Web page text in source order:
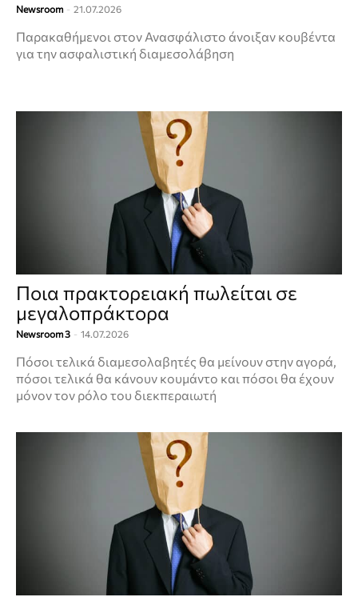
Newsroom - 21.07.2026
Παρακαθήμενοι στον Ανασφάλιστο άνοιξαν κουβέντα
για την ασφαλιστική διαμεσολάβηση
Ποια πρακτορειακή πωλείται σε
μεγαλoπράκτορα
Newsroom 3 - 14.07.2026
Πόσοι τελικά διαμεσολαβητές θα μείνουν στην αγορά,
πόσοι τελικά θα κάνουν κουμάντο και πόσοι θα έχουν
μόνον τον ρόλο του διεκπεραιωτή